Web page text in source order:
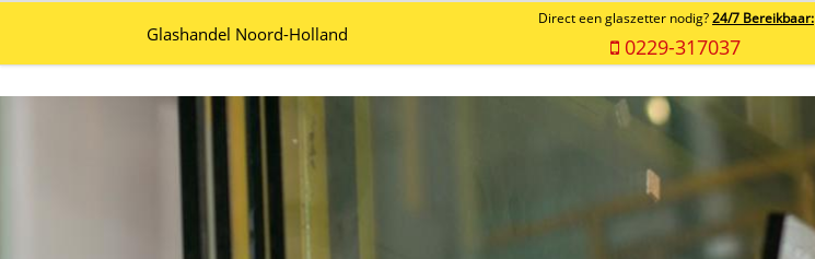
Glashandel Noord-Holland
Direct een glaszetter nodig? 24/7 Bereikbaar:
0229-317037